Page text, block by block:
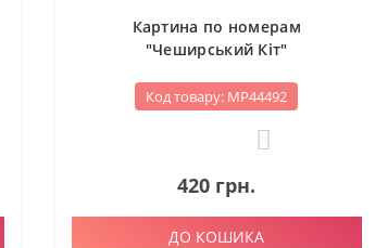
Картина по номерам
"Чеширський Кіт"
Код товару: МР44492
420 грн.
ДО КОШИКА